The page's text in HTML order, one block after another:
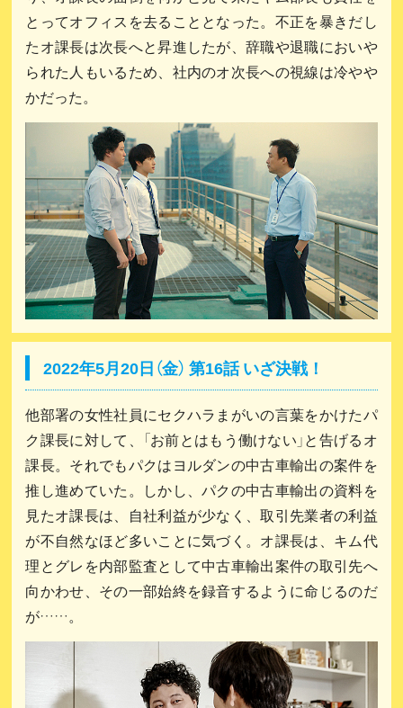
とってオフィスを去ることとなった。不正を暴きだし
たオ課長は次長へと昇進したが、辞職や退職においや
られた人もいるため、社内のオ次長への視線は冷やや
かだった。
2022年5月20日（金） 第16話 いざ決戦！
他部署の女性社員にセクハラまがいの言葉をかけたパ
ク課長に対して、「お前とはもう働けない」と告げるオ
課長。それでもパクはヨルダンの中古車輸出の案件を
推し進めていた。しかし、パクの中古車輸出の資料を
見たオ課長は、自社利益が少なく、取引先業者の利益
が不自然なほど多いことに気づく。オ課長は、キム代
理とグレを内部監査として中古車輸出案件の取引先へ
向かわせ、その一部始終を録音するように命じるのだ
が……。